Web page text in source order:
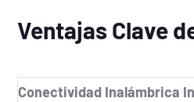
Ventajas Clave
Conectividad Inalámbrica